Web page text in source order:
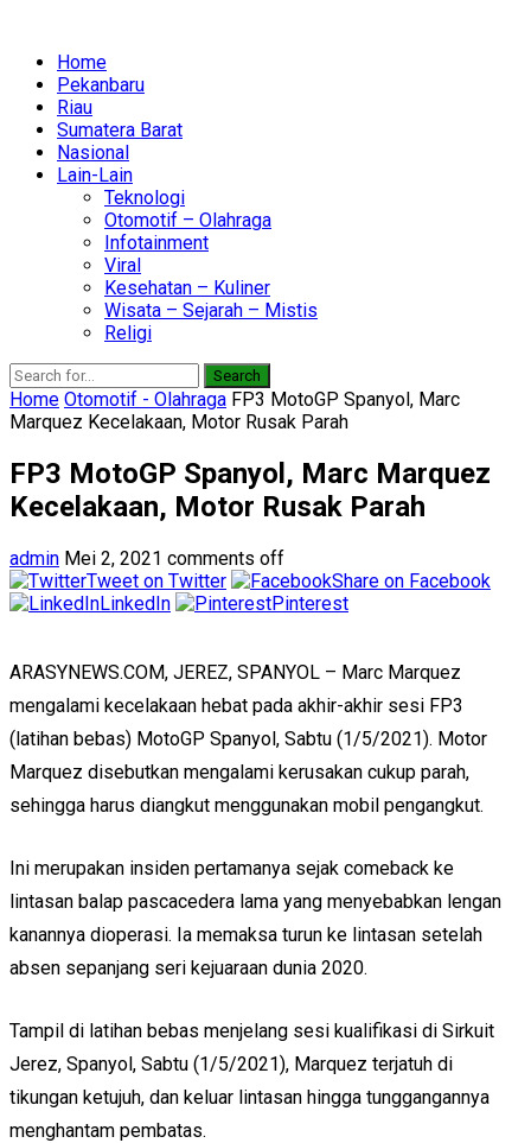
Home
Pekanbaru
Riau
Sumatera Barat
Nasional
Lain-Lain
Teknologi
Otomotif – Olahraga
Infotainment
Viral
Kesehatan – Kuliner
Wisata – Sejarah – Mistis
Religi
Search
Home Otomotif - Olahraga FP3 MotoGP Spanyol, Marc
Marquez Kecelakaan, Motor Rusak Parah
FP3 MotoGP Spanyol, Marc Marquez
Kecelakaan, Motor Rusak Parah
admin Mei 2, 2021 comments off
Tweet on Twitter
Share on Facebook
LinkedIn
Pinterest
ARASYNEWS.COM, JEREZ, SPANYOL – Marc Marquez
mengalami kecelakaan hebat pada akhir-akhir sesi FP3
(latihan bebas) MotoGP Spanyol, Sabtu (1/5/2021). Motor
Marquez disebutkan mengalami kerusakan cukup parah,
sehingga harus diangkut menggunakan mobil pengangkut.
Ini merupakan insiden pertamanya sejak comeback ke
lintasan balap pascacedera lama yang menyebabkan lengan
kanannya dioperasi. Ia memaksa turun ke lintasan setelah
absen sepanjang seri kejuaraan dunia 2020.
Tampil di latihan bebas menjelang sesi kualifikasi di Sirkuit
Jerez, Spanyol, Sabtu (1/5/2021), Marquez terjatuh di
tikungan ketujuh, dan keluar lintasan hingga tunggangannya
menghantam pembatas.